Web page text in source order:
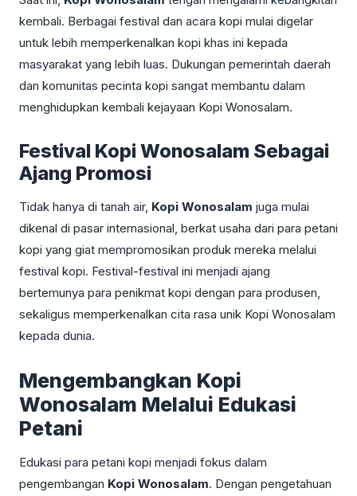
kembali. Berbagai festival dan acara kopi mulai digelar
untuk lebih memperkenalkan kopi khas ini kepada
masyarakat yang lebih luas. Dukungan pemerintah daerah
dan komunitas pecinta kopi sangat membantu dalam
menghidupkan kembali kejayaan Kopi Wonosalam.
Festival Kopi Wonosalam Sebagai
Ajang Promosi
Tidak hanya di tanah air, Kopi Wonosalam juga mulai
dikenal di pasar internasional, berkat usaha dari para petani
kopi yang giat mempromosikan produk mereka melalui
festival kopi. Festival-festival ini menjadi ajang
bertemunya para penikmat kopi dengan para produsen,
sekaligus memperkenalkan cita rasa unik Kopi Wonosalam
kepada dunia.
Mengembangkan Kopi
Wonosalam Melalui Edukasi
Petani
Edukasi para petani kopi menjadi fokus dalam
pengembangan Kopi Wonosalam. Dengan pengetahuan